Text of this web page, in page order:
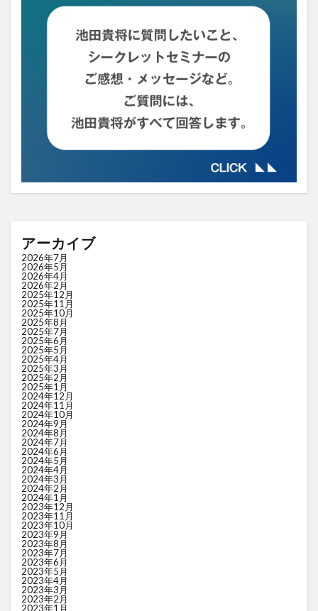
アーカイブ
2026年7月
2026年5月
2026年4月
2026年2月
2025年12月
2025年11月
2025年10月
2025年8月
2025年7月
2025年6月
2025年5月
2025年4月
2025年3月
2025年2月
2025年1月
2024年12月
2024年11月
2024年10月
2024年9月
2024年8月
2024年7月
2024年6月
2024年5月
2024年4月
2024年3月
2024年2月
2024年1月
2023年12月
2023年11月
2023年10月
2023年9月
2023年8月
2023年7月
2023年6月
2023年5月
2023年4月
2023年3月
2023年2月
2023年1月